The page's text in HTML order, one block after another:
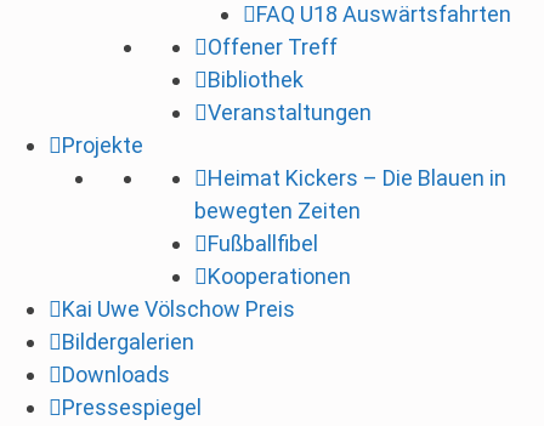
FAQ U18 Auswärtsfahrten
Offener Treff
Bibliothek
Veranstaltungen
Projekte
Heimat Kickers – Die Blauen in
bewegten Zeiten
Fußballfibel
Kooperationen
Kai Uwe Völschow Preis
Bildergalerien
Downloads
Pressespiegel